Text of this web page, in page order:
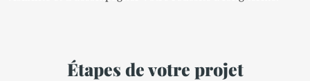
Étapes de votre projet